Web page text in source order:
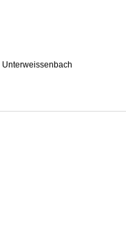
Unterweissenbach